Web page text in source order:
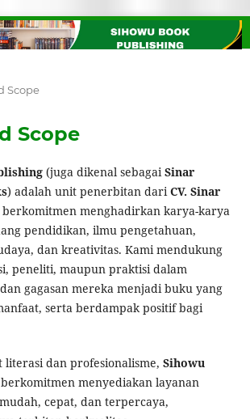
Scope
Scope
(juga dikenal sebagaiSinar
) adalah unit penerbitan dariCV. Sinar
menghadirkan karya-karya
pendidikan, ilmu pengetahuan,
dan kreativitas. Kami mendukung
peneliti, maupun praktisi dalam
gagasan mereka menjadi buku yang
serta berdampak positif bagi
literasi dan profesionalisme, Sihowu
menyediakan layanan
cepat, dan terpercaya,